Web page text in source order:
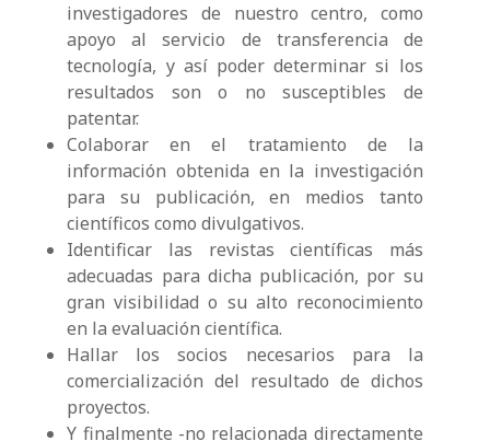
investigadores de nuestro centro, como
apoyo al servicio de transferencia de
tecnología, y así poder determinar si los
resultados son o no susceptibles de
patentar.
Colaborar en el tratamiento de la
información obtenida en la investigación
para su publicación, en medios tanto
científicos como divulgativos.
Identificar las revistas científicas más
adecuadas para dicha publicación, por su
gran visibilidad o su alto reconocimiento
en la evaluación científica.
Hallar los socios necesarios para la
comercialización del resultado de dichos
proyectos.
Y finalmente -no relacionada directamente